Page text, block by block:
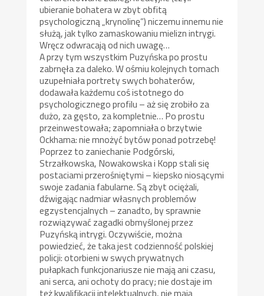
ubieranie bohatera w zbyt obfitą
psychologiczną „krynolinę”) niczemu innemu nie
służą, jak tylko zamaskowaniu mielizn intrygi.
Wręcz odwracają od nich uwagę…
A przy tym wszystkim Puzyńska po prostu
zabrnęła za daleko. W ośmiu kolejnych tomach
uzupełniała portrety swych bohaterów,
dodawała każdemu coś istotnego do
psychologicznego profilu – aż się zrobiło za
dużo, za gęsto, za kompletnie… Po prostu
przeinwestowała; zapomniała o brzytwie
Ockhama: nie mnożyć bytów ponad potrzebę!
Poprzez to zaniechanie Podgórski,
Strzałkowska, Nowakowska i Kopp stali się
postaciami przerośniętymi – kiepsko niosącymi
swoje zadania fabularne. Są zbyt ociężali,
dźwigając nadmiar własnych problemów
egzystencjalnych – zanadto, by sprawnie
rozwiązywać zagadki obmyślonej przez
Puzyńską intrygi. Oczywiście, można
powiedzieć, że taka jest codzienność polskiej
policji: otorbieni w swych prywatnych
pułapkach funkcjonariusze nie mają ani czasu,
ani serca, ani ochoty do pracy; nie dostaje im